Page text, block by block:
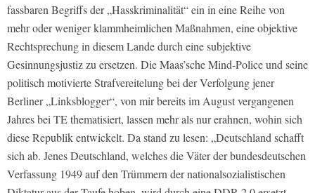
fassbaren Begriffs der „Hasskriminalität“ ein in eine Reihe von
mehr oder weniger klammheimlichen Maßnahmen, eine objektive
Rechtsprechung in diesem Lande durch eine subjektive
Gesinnungsjustiz zu ersetzen. Die Maas’sche Mind-Police und seine
politisch motivierte Strafvereitelung bei der Verfolgung jener
Berliner „Linksblogger“, von mir bereits im August vergangenen
Jahres bei TE thematisiert, lassen mehr als nur erahnen, wohin sich
diese Republik entwickelt. Da stand zu lesen: „Deutschland schafft
sich ab. Jenes Deutschland, welches die Väter der bundesdeutschen
Verfassung 1949 auf den Trümmern der nationalsozialistischen